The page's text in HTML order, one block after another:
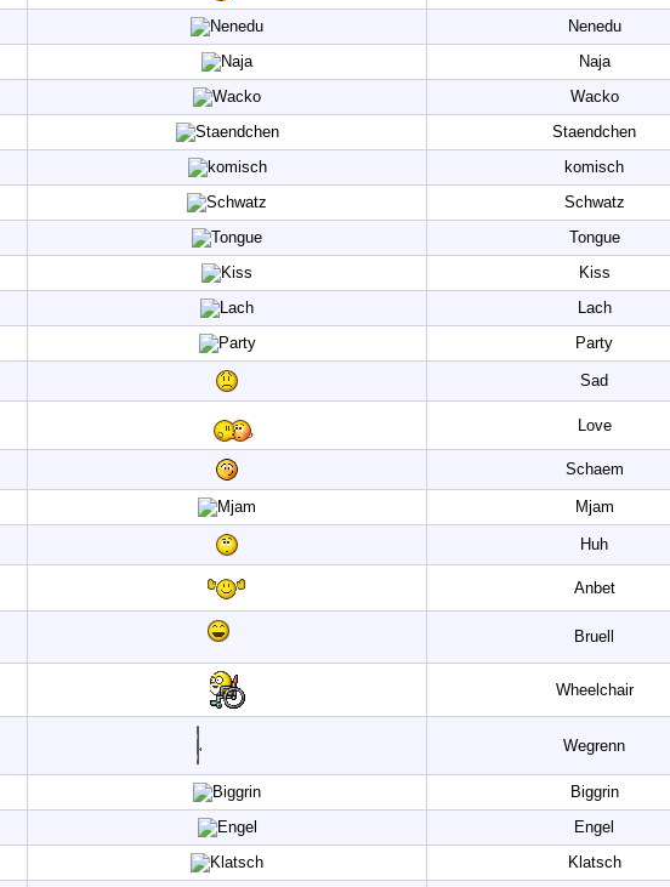
Nenedu
Naja
Wacko
Staendchen
komisch
Schwatz
Tongue
Kiss
Lach
Party
Sad
Love
Schaem
Mjam
Huh
Anbet
Bruell
Wheelchair
Wegrenn
Biggrin
Engel
Klatsch